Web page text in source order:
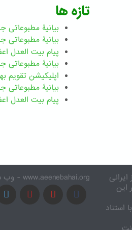
تازه ها
بیانیۀ مطبوعاتی
بیانیۀ مطبوعاتی جامعۀ
پیام بیت العدل اعظم - رضوان
بیانیۀ مطبوعاتی جامعۀ
اپلیکیشن تقویم بهائی -
بیانیۀ مطبوعاتی جامعۀ
پیام بیت العدل اعظم - ۸
www.aeenebahai.org - وب سایت معرفی آئین بهائی به زبان فارسی
این